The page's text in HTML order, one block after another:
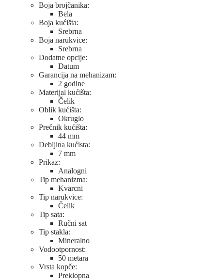
Boja brojčanika:
Bela
Boja kućišta:
Srebrna
Boja narukvice:
Srebrna
Dodatne opcije:
Datum
Garancija na mehanizam:
2 godine
Materijal kućišta:
Čelik
Oblik kućišta:
Okruglo
Prečnik kućišta:
44 mm
Debljina kućista:
7 mm
Prikaz:
Analogni
Tip mehanizma:
Kvarcni
Tip narukvice:
Čelik
Tip sata:
Ručni sat
Tip stakla:
Mineralno
Vodootpornost:
50 metara
Vrsta kopče:
Preklopna